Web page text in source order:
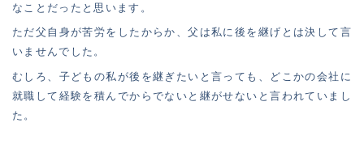
なことだったと思います。
ただ父自身が苦労をしたからか、父は私に後を継げとは決して言
いませんでした。
むしろ、子どもの私が後を継ぎたいと言っても、どこかの会社に
就職して経験を積んでからでないと継がせないと言われていまし
た。